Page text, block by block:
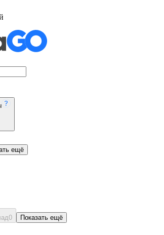
ещё
0 Показать ещё